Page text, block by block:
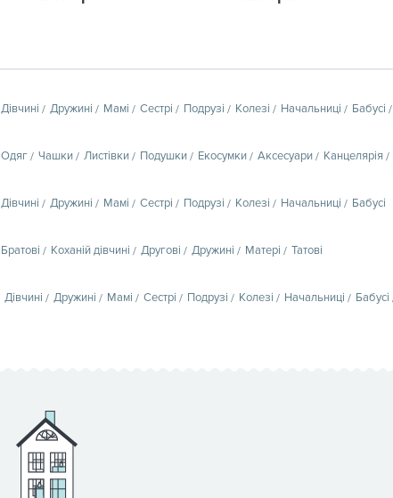
Дівчині Дружині Мамі Сестрі Подрузі Колезі Начальниці Бабусі
Одяг Чашки Листівки Подушки Екосумки Аксесуари Канцелярія
Дівчині Дружині Мамі Сестрі Подрузі Колезі Начальниці Бабусі
Братові Коханій дівчині Другові Дружині Матері Татові
Дівчині Дружині Мамі Сестрі Подрузі Колезі Начальниці Бабусі